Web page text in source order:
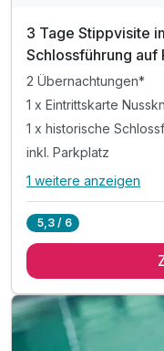
3 Tage Stippvisite
Schlossführung auf
2 Übernachtungen*
1 x Eintrittskarte
1 x historische
inkl. Parkplatz
Alle
1 x Eintrittskarte
inkl. Parkplatz
inkl. W-LAN
1 weitere anzeigen
5,3 / 6